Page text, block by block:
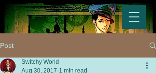
Post
Switchy World
Aug 30, 2017 1 min read